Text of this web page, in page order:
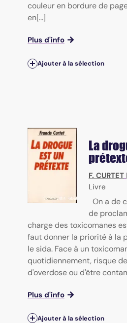
couleur en bordure de
en[...]
Plus d'info
Ajouter à la sélection
La
F. CURTET |
Livre
On a de
de
charge des toxicomanes
faut donner la priorité à la
le sida. Face à un
quotidiennement, risque
d'overdose ou d'être
Plus d'info
Ajouter à la sélection